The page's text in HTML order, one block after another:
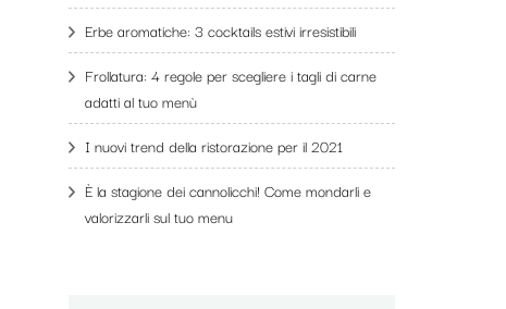
Erbe aromatiche: 3 cocktails estivi irresistibili
Frollatura: 4 regole per scegliere i tagli di carne
adatti al tuo menù
I nuovi trend della ristorazione per il 2021
È la stagione dei cannolicchi! Come mondarli e
valorizzarli sul tuo menu